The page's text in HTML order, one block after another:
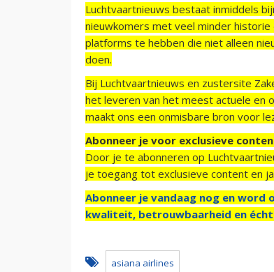
Luchtvaartnieuws bestaat inmiddels
nieuwkomers met veel minder
platforms te hebben die niet alleen
doen.
Bij Luchtvaartnieuws en zustersite
het leveren van het meest actuele en
maakt ons een onmisbare bron voor
Abonneer je voor exclusieve
Door je te abonneren op
je toegang tot exclusieve content en
Abonneer je vandaag nog en word
kwaliteit, betrouwbaarheid en
asiana airlines